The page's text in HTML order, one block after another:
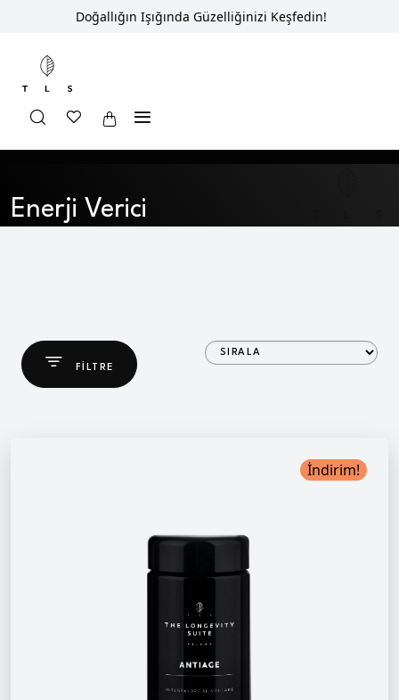
Doğallığın Işığında Güzelliğinizi Keşfedin!
Enerji Verici
FILTRE
İndirim!